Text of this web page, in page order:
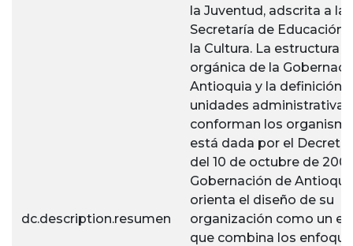
dc.description.resumen
la Juventud, adscrita a la
Secretaría de Educación
la Cultura. La estructura
orgánica de la
Antioquia y la definición
unidades
conforman los
está dada por el Decreto
del 10 de octubre de
Gobernación de
orienta el diseño de su
organización como un
que combina los